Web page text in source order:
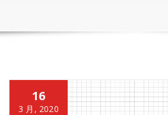
16
3 月, 2020